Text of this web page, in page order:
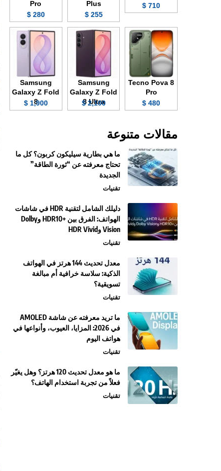
710 $
Plus
255 $
Pro
280 $
Tecno Pova 8
Pro
480 $
Samsung
Galaxy Z Fold
8 Ultra
2,100 $
Samsung
Galaxy Z Fold
8
1,900 $
مقالات متنوعة
ما هي بطارية سيليكون كربون؟ كل ما
تحتاج معرفته عن “ثورة الطاقة”
الجديدة
تقنيات
دليلك الشامل لتقنية HDR في شاشات
الهواتف: الفرق بين +HDR10 وDolby
Vision وHDR Vivid
تقنيات
معدل تحديث 144 هرتز في الهواتف
الذكية: سلاسة خرافية أم مبالغة
تسويقية؟
تقنيات
ما تريد معرفته عن شاشة AMOLED
في 2026: المزايا، العيوب، وأنواعها في
هواتف اليوم
تقنيات
ما هو معدل تحديث 120 هرتز؟ وهل يغيّر
فعلاً من تجربة استخدام الهاتف؟
تقنيات